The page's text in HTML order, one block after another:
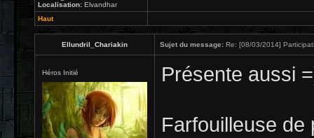
Localisation: Elvandhar
Haut
Ellundril_Chariakin Sujet du message: Re: [08/03/2014]
Héros Initié Présente aussi
Farfouilleuse de